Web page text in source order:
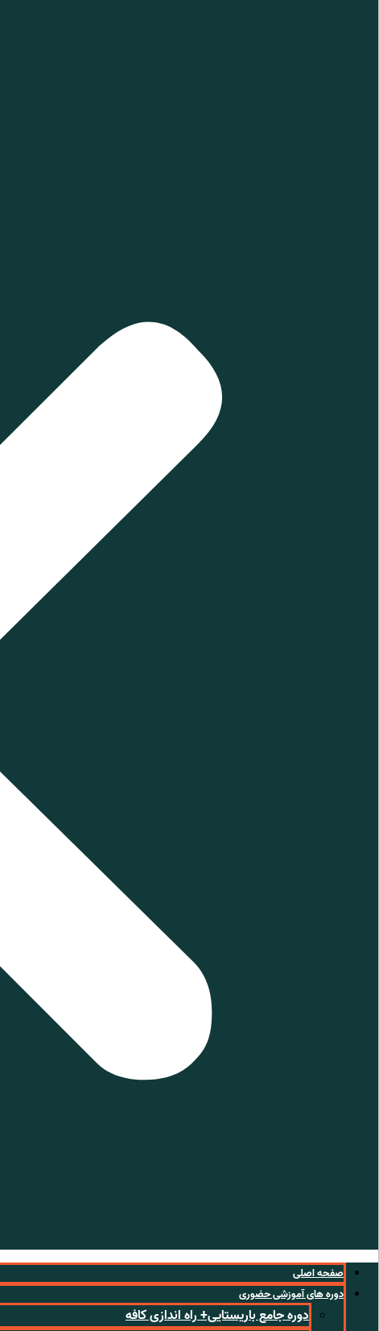
صفحه اصلی
دوره های آموزشی حضوری
دوره جامع باریستایی+ راه اندازی کافه